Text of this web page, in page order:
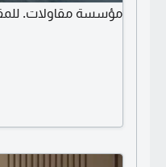
مؤسسة مقاولات.